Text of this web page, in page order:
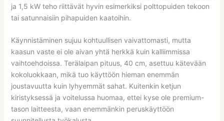
ja 1,5 kW teho riittävät hyvin esimerkiksi polttopuiden tekoon
tai satunnaisiin pihapuiden kaatoihin.
Käynnistäminen sujuu kohtuullisen vaivattomasti, mutta
kaasun vaste ei ole aivan yhtä herkkä kuin kalliimmissa
vaihtoehdoissa. Terälaipan pituus, 40 cm, asettuu kätevään
kokoluokkaan, mikä tuo käyttöön hieman enemmän
joustavuutta kuin lyhyemmät sahat. Kuitenkin ketjun
kiristyksessä ja voitelussa huomaa, ettei kyse ole premium-
tason laitteesta, vaan enemmänkin peruskäyttöön